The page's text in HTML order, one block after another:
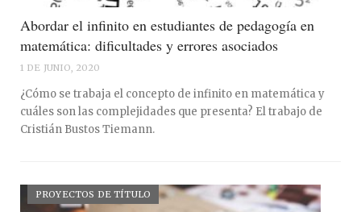
Abordar el infinito en estudiantes de pedagogía en
matemática: dificultades y errores asociados
1 DE JUNIO, 2020
¿Cómo se trabaja el concepto de infinito en matemática y
cuáles son las complejidades que presenta? El trabajo de
Cristián Bustos Tiemann.
PROYECTOS DE TÍTULO